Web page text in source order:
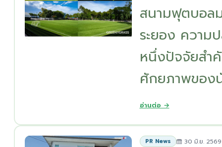
สนามฟุตบอล
ระยอง ความ
หนึ่งปัจจัยสำ
ศักยภาพของ
อ่านต่อ →
PR News 30 มิ.ย. 2569